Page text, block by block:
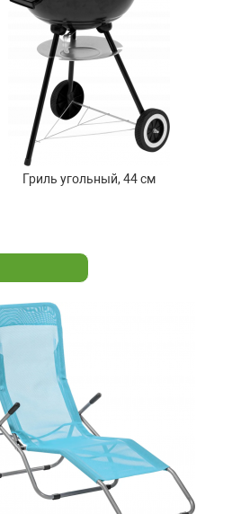
Гриль угольный, 44 см